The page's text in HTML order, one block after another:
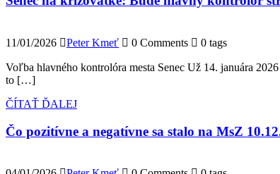
11/01/2026 Peter Kmeť 0 Comments 0 tags
Voľba hlavného kontrolóra mesta Senec Už 14. januára
to […]
ČÍTAŤ ĎALEJ
Čo pozitívne a negatívne sa stalo na MsZ